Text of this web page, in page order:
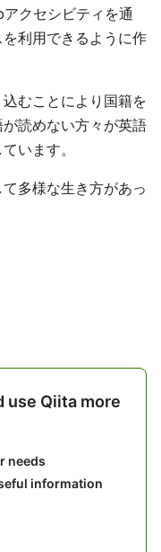
クセシビティを通
利用できるように作
むことにより国籍を
読めない方々が英語
います。
多様な生き方があっ
use Qiita more
needs
information